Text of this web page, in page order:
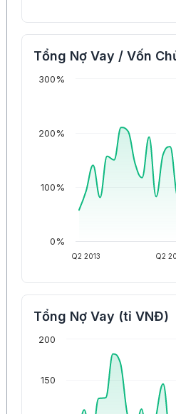
Tổng Nợ Vay / Vốn
Q2 2013 Q2
0%
100%
200%
300%
Tổng Nợ Vay (tỉ VNĐ)
150
200